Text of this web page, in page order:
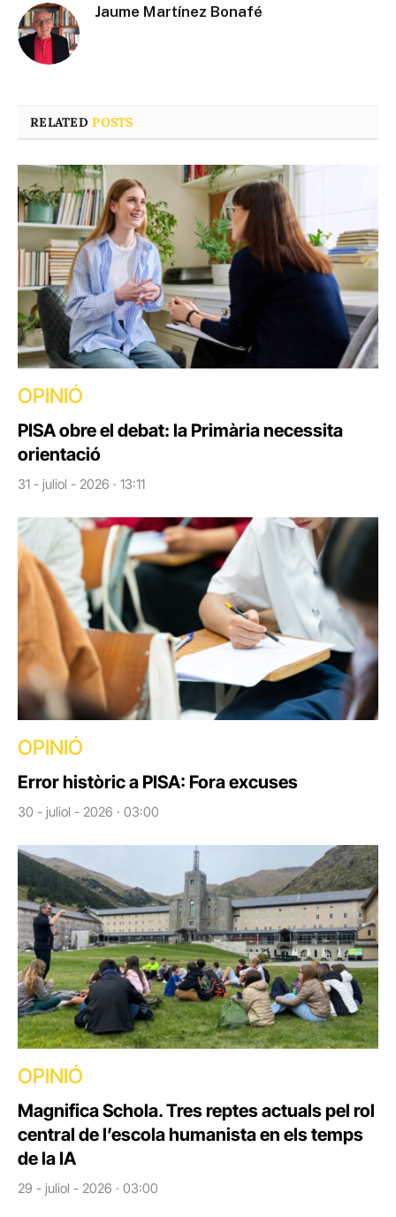
Jaume Martínez Bonafé
RELATEDPOSTS
OPINIÓ
PISA obre el debat: la Primària necessita
orientació
31 - juliol - 2026 · 13:11
OPINIÓ
Error històric a PISA: Fora excuses
30 - juliol - 2026 · 03:00
OPINIÓ
Magnifica Schola. Tres reptes actuals pel rol
central de l’escola humanista en els temps
de la IA
29 - juliol - 2026 · 03:00